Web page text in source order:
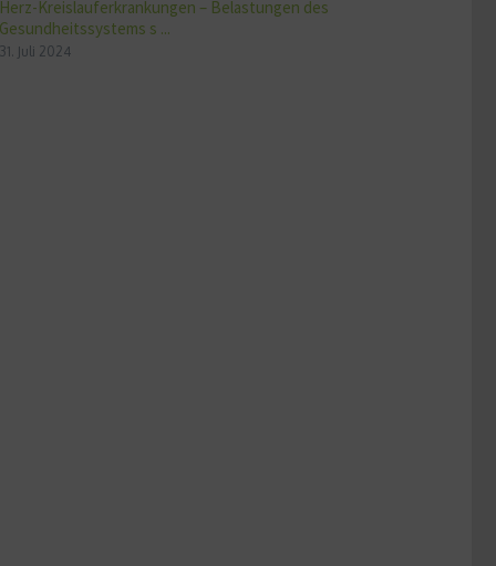
Herz-Kreislauferkrankungen – Belastungen des
Gesundheitssystems s ...
31. Juli 2024